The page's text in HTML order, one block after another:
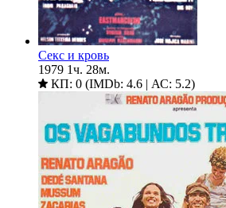
Секс и кровь
1979 1ч. 28м.
КП: 0 (IMDb: 4.6 | АС: 5.2)